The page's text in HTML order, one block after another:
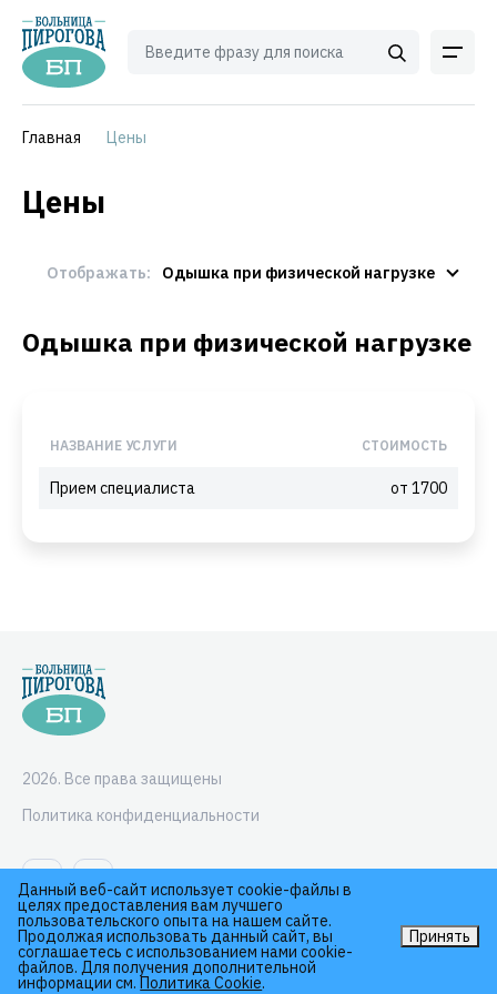
Главная Цены
Цены
Отображать: Одышка при физической нагрузке
Одышка при физической нагрузке
НАЗВАНИЕ УСЛУГИ СТОИМОСТЬ
Прием специалиста от 1700
2026. Все права защищены
Политика конфиденциальности
Данный веб-сайт использует cookie-файлы в
целях предоставления вам лучшего
пользовательского опыта на нашем сайте.
Продолжая использовать данный сайт, вы
соглашаетесь с использованием нами cookie-
файлов. Для получения дополнительной
информации см.Политика Cookie.
Принять